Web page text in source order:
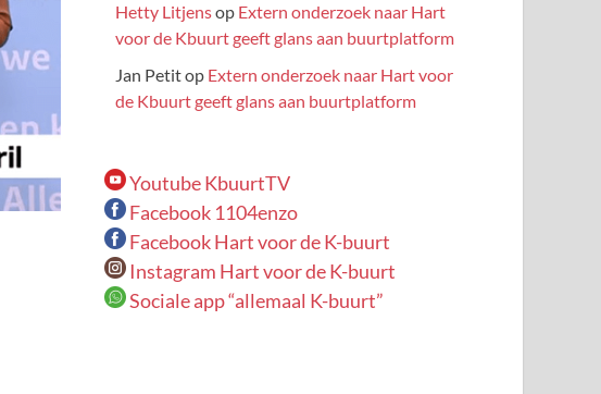
Hetty Litjensop Extern onderzoek naar Hart
voor de Kbuurt geeft glans aan buurtplatform
Jan Petitop Extern onderzoek naar Hart voor
de Kbuurt geeft glans aan buurtplatform
Youtube KbuurtTV
Facebook 1104enzo
Facebook Hart voor de K-buurt
Instagram Hart voor de K-buurt
Sociale app “allemaal K-buurt”